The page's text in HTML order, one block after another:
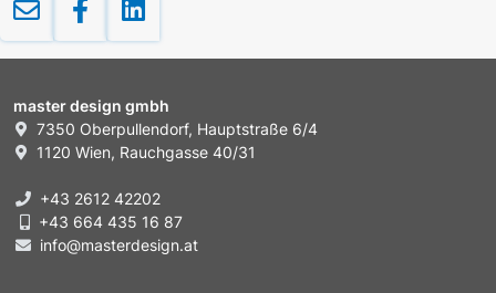
master design gmbh
7350 Oberpullendorf, Hauptstraße 6/4
1120 Wien, Rauchgasse 40/31
+43 2612 42202
+43 664 435 16 87
info@masterdesign.at